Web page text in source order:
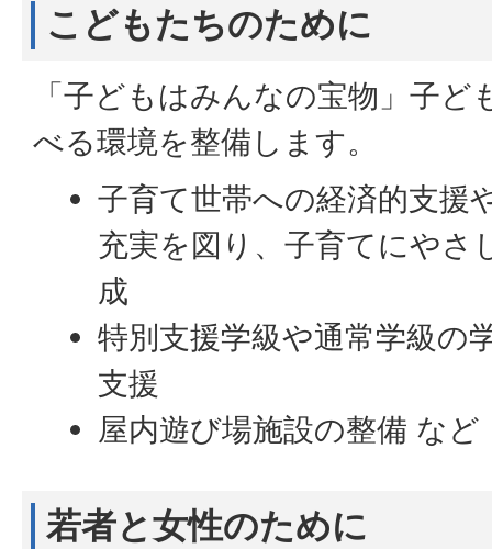
こどもたちのために
「子どもはみんなの宝物」子
べる環境を整備します。
子育て世帯への経済的支援
充実を図り、子育てにやさ
成
特別支援学級や通常学級の
支援
屋内遊び場施設の整備 など
若者と女性のために